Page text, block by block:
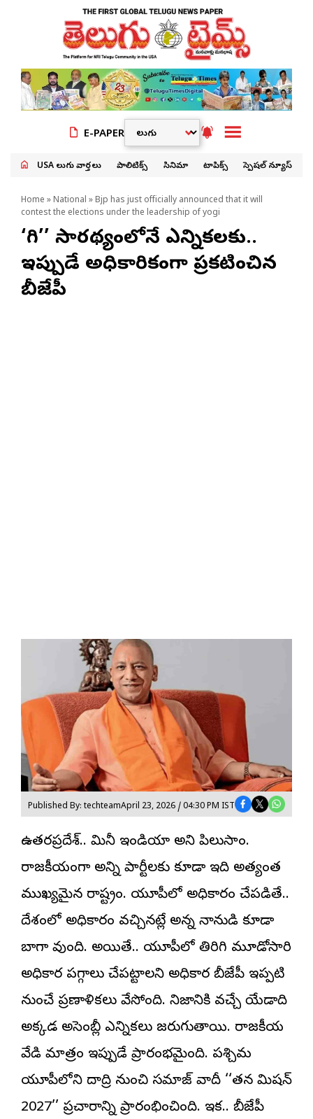
E-PAPER
USA తెలుగు వార్తలు పాలిటిక్స్ సినిమా టాపిక్స్ స్పెషల్ న్యూస్
Home » National » Bjp has just officially announced that it will
contest the elections under the leadership of yogi
‘యోగి’’ సారథ్యంలోనే ఎన్నికలకు..
ఇప్పుడే అధికారికంగా ప్రకటించిన
బీజేపీ
Published By: techteamApril 23, 2026 / 04:30 PM IST
ఉత్తరప్రదేశ్.. మినీ ఇండియా అని పిలుస్తాం.
రాజకీయంగా అన్ని పార్టీలకు కూడా ఇది అత్యంత
ముఖ్యమైన రాష్ట్రం. యూపీలో అధికారం చేపడితే..
దేశంలో అధికారం వచ్చినట్లే అన్న నానుడి కూడా
బాగా వుంది. అయితే.. యూపీలో తిరిగి మూడోసారి
అధికార పగ్గాలు చేపట్టాలని అధికార బీజేపీ ఇప్పటి
నుంచే ప్రణాళికలు వేస్తోంది. నిజానికి వచ్చే యేడాది
అక్కడ అసెంబ్లీ ఎన్నికలు జరుగుతాయి. రాజకీయ
వేడి మాత్రం ఇప్పుడే ప్రారంభమైంది. పశ్చిమ
యూపీలోని దాద్రి నుంచి సమాజ్ వాదీ ‘‘తన మిషన్
2027’’ ప్రచారాన్ని ప్రారంభించింది. ఇక.. బీజేపీ